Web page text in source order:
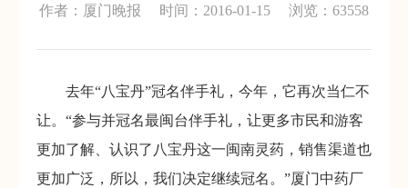
作者：厦门晚报 时间：2016-01-15 浏览：63558
去年“八宝丹”冠名伴手礼，今年，它再次当仁不
让。“参与并冠名最闽台伴手礼，让更多市民和游客
更加了解、认识了八宝丹这一闽南灵药，销售渠道也
更加广泛，所以，我们决定继续冠名。”厦门中药厂